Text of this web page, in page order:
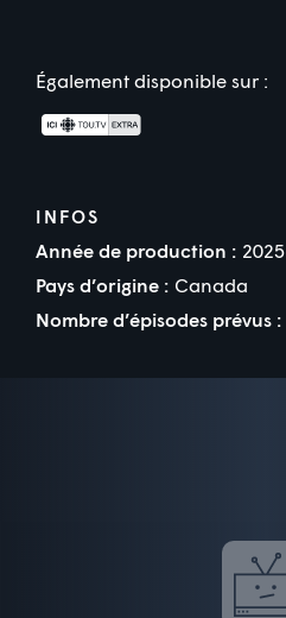
Également disponible sur :
INFOS
Année de production : 2025
Pays d’origine : Canada
Nombre d’épisodes prévus :